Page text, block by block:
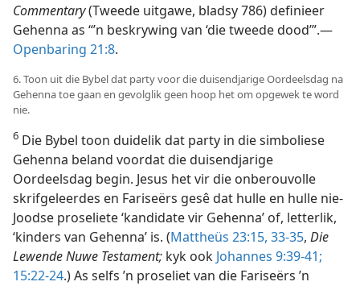
Commentary(Tweede uitgawe, bladsy 786) definieer
Gehenna as “’n beskrywing van ‘die tweede dood’”.—
Openbaring 21:8.
6. Toon uit die Bybel dat party voor die duisendjarige Oordeelsdag na
Gehenna toe gaan en gevolglik geen hoop het om opgewek te word
nie.
6 Die Bybel toon duidelik dat party in die simboliese
Gehenna beland voordat die duisendjarige
Oordeelsdag begin. Jesus het vir die onberouvolle
skrifgeleerdes en Fariseërs gesê dat hulle en hulle nie-
Joodse proseliete ‘kandidate vir Gehenna’ of, letterlik,
‘kinders van Gehenna’ is. (Mattheüs 23:15, 33-35, Die
Lewende Nuwe Testament; kyk ook Johannes 9:39-41;
15:22-24.) As selfs ’n proseliet van die Fariseërs ’n